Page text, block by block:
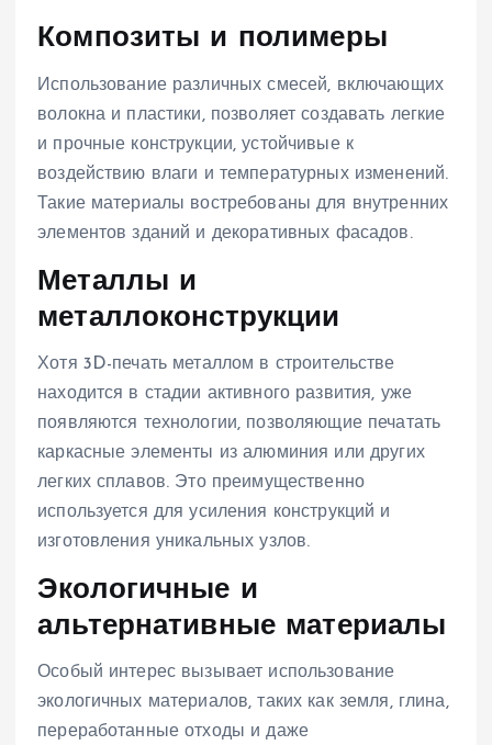
Композиты и полимеры
Использование различных смесей, включающих
волокна и пластики, позволяет создавать легкие
и прочные конструкции, устойчивые к
воздействию влаги и температурных изменений.
Такие материалы востребованы для внутренних
элементов зданий и декоративных фасадов.
Металлы и
металлоконструкции
Хотя 3D-печать металлом в строительстве
находится в стадии активного развития, уже
появляются технологии, позволяющие печатать
каркасные элементы из алюминия или других
легких сплавов. Это преимущественно
используется для усиления конструкций и
изготовления уникальных узлов.
Экологичные и
альтернативные материалы
Особый интерес вызывает использование
экологичных материалов, таких как земля, глина,
переработанные отходы и даже